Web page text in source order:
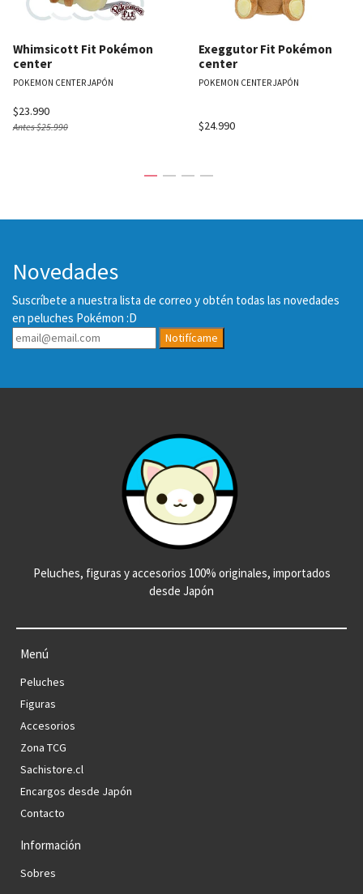
Whimsicott Fit Pokémon
center
POKEMON CENTER JAPÓN
$23.990
Antes$25.990
Exeggutor Fit Pokémon
center
POKEMON CENTER JAPÓN
$24.990
Novedades
Suscríbete a nuestra lista de correo y obtén todas las novedades
en peluches Pokémon :D
Notifícame
Peluches, figuras y accesorios 100% originales, importados
desde Japón
Menú
Peluches
Figuras
Accesorios
Zona TCG
Sachistore.cl
Encargos desde Japón
Contacto
Información
Sobres